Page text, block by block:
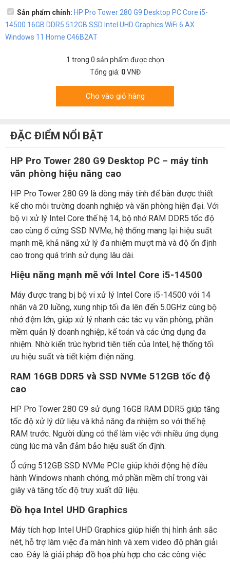
Sản phẩm chính: HP Pro Tower 280 G9 Desktop PC Core i5-
14500 16GB DDR5 512GB SSD Intel UHD Graphics WiFi 6 AX
Windows 11 Home C46B2AT
1 trong 0 sản phẩm được chọn
Tổng giá: 0VNĐ
Cho vào giỏ hàng
ĐẶC ĐIỂM NỔI BẬT
HP Pro Tower 280 G9 Desktop PC – máy tính
văn phòng hiệu năng cao
HP Pro Tower 280 G9 là dòng máy tính để bàn được thiết
kế cho môi trường doanh nghiệp và văn phòng hiện đại. Với
bộ vi xử lý Intel Core thế hệ 14, bộ nhớ RAM DDR5 tốc độ
cao cùng ổ cứng SSD NVMe, hệ thống mang lại hiệu suất
mạnh mẽ, khả năng xử lý đa nhiệm mượt mà và độ ổn định
cao trong quá trình sử dụng lâu dài.
Hiệu năng mạnh mẽ với Intel Core i5-14500
Máy được trang bị bộ vi xử lý Intel Core i5-14500 với 14
nhân và 20 luồng, xung nhịp tối đa lên đến 5.0GHz cùng bộ
nhớ đệm lớn, giúp xử lý nhanh các tác vụ văn phòng, phần
mềm quản lý doanh nghiệp, kế toán và các ứng dụng đa
nhiệm. Nhờ kiến trúc hybrid tiên tiến của Intel, hệ thống tối
ưu hiệu suất và tiết kiệm điện năng.
RAM 16GB DDR5 và SSD NVMe 512GB tốc độ
cao
HP Pro Tower 280 G9 sử dụng 16GB RAM DDR5 giúp tăng
tốc độ xử lý dữ liệu và khả năng đa nhiệm so với thế hệ
RAM trước. Người dùng có thể làm việc với nhiều ứng dụng
cùng lúc mà vẫn đảm bảo hiệu suất ổn định.
Ổ cứng 512GB SSD NVMe PCIe giúp khởi động hệ điều
hành Windows nhanh chóng, mở phần mềm chỉ trong vài
giây và tăng tốc độ truy xuất dữ liệu.
Đồ họa Intel UHD Graphics
Máy tích hợp Intel UHD Graphics giúp hiển thị hình ảnh sắc
nét, hỗ trợ làm việc đa màn hình và xem video độ phân giải
cao. Đây là giải pháp đồ họa phù hợp cho các công việc